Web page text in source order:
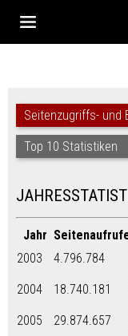
Seitenzugriffs- und
Top 10 Statistiken
Jahr
2003
4.796.784
2004
18.740.181
2005
29.874.657